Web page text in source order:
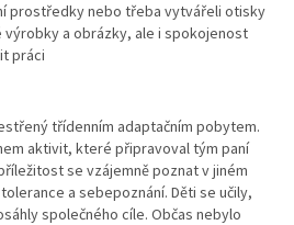
prostředky nebo třeba vytvářeli otisky
a obrázky, ale i spokojenost
práci
třídenním adaptačním pobytem.
aktivit, které připravoval tým paní
se vzájemně poznat v jiném
a sebepoznání. Děti se učily,
společného cíle. Občas nebylo